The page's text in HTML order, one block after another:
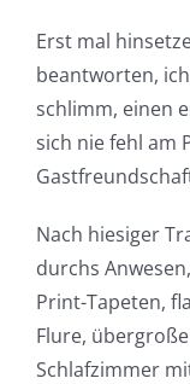
Erst mal
beantworten,
schlimm, einen
sich nie fehl am
Nach hiesiger
durchs
Print-Tapeten,
Flure,
Schlafzimmer